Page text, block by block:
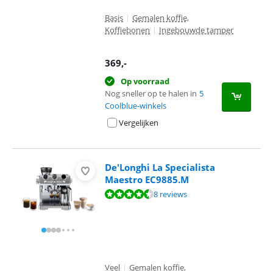
Basis | Gemalen koffie,
Koffiebonen | Ingebouwde tamper
369,-
Op voorraad
Nog sneller op te halen in 5
Coolblue-winkels
Vergelijken
De'Longhi La Specialista
Maestro EC9885.M
Beoordeling is 8,5 van de 10, gebaseerd op 8 reviews.
8 reviews
Veel | Gemalen koffie,